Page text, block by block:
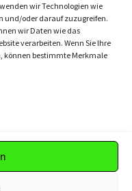
wir Technologien wie
und/oder darauf zuzugreifen.
wir Daten wie das
verarbeiten. Wenn Sie Ihre
können bestimmte Merkmale